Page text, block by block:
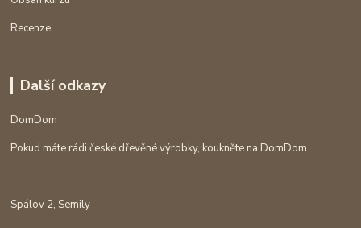
Recenze
Další odkazy
DomDom
Pokud máte rádi české dřevěné výrobky, koukněte na DomDom
Spálov 2, Semily